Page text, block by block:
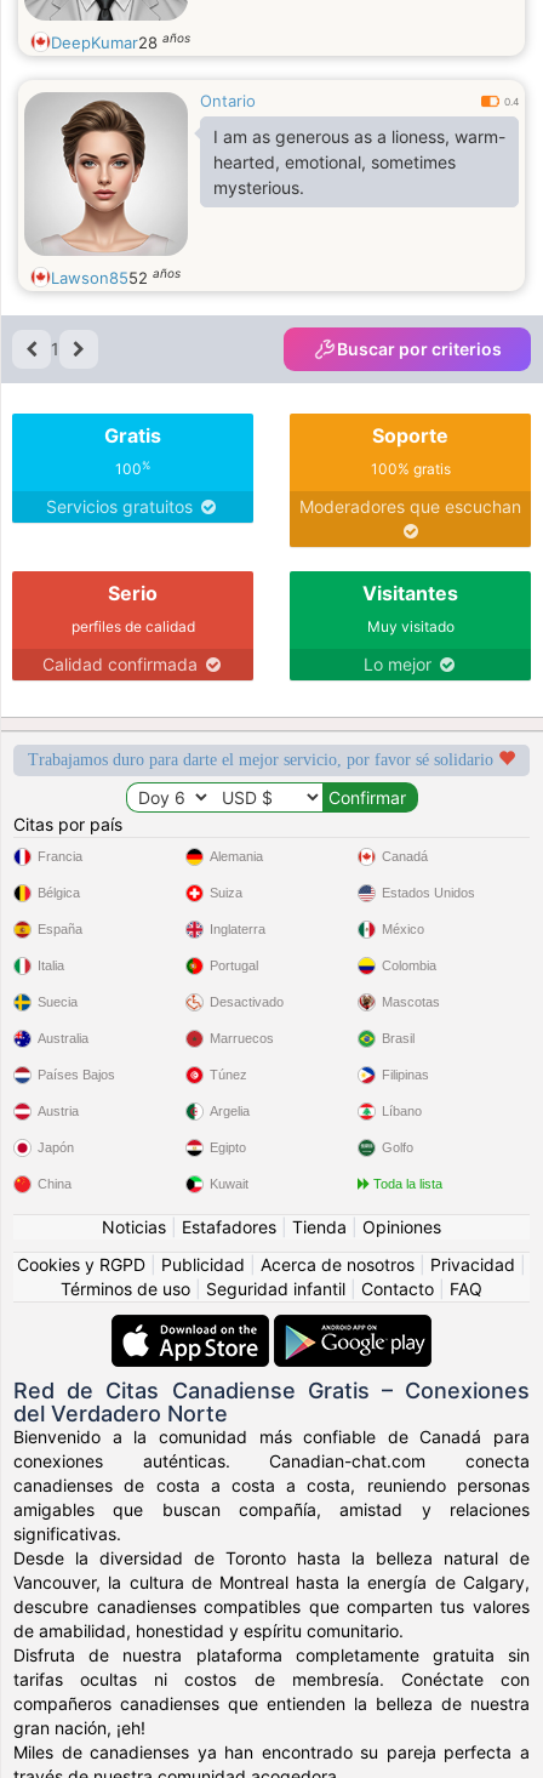
DeepKumar28 años
Ontario 0.4
I am as generous as a lioness, warm-
hearted, emotional, sometimes
mysterious.
Lawson8552 años
1 Buscar por criterios
Gratis
100%
Servicios gratuitos
Soporte
100% gratis
Moderadores que escuchan
Serio
perfiles de calidad
Calidad confirmada
Visitantes
Muy visitado
Lo mejor
Trabajamos duro para darte el mejor servicio, por favor sé solidario
Citas por país
Francia
Bélgica
España
Italia
Suecia
Alemania
Suiza
Inglaterra
Portugal
Desactivado
Canadá
Estados Unidos
México
Colombia
Mascotas
Australia
Países Bajos
Austria
Japón
China
Marruecos
Túnez
Argelia
Egipto
Kuwait
Brasil
Filipinas
Líbano
Golfo
Toda la lista
Noticias Estafadores Tienda
Opiniones
Cookies y RGPD
Publicidad Acerca de nosotros Privacidad
Términos de uso
Seguridad infantil Contacto FAQ
Red de Citas Canadiense Gratis – Conexiones
del Verdadero Norte
Bienvenido a la comunidad más confiable de Canadá para
conexiones auténticas. Canadian-chat.com conecta
canadienses de costa a costa a costa, reuniendo personas
amigables que buscan compañía, amistad y relaciones
significativas.
Desde la diversidad de Toronto hasta la belleza natural de
Vancouver, la cultura de Montreal hasta la energía de Calgary,
descubre canadienses compatibles que comparten tus valores
de amabilidad, honestidad y espíritu comunitario.
Disfruta de nuestra plataforma completamente gratuita sin
tarifas ocultas ni costos de membresía. Conéctate con
compañeros canadienses que entienden la belleza de nuestra
gran nación, ¡eh!
Miles de canadienses ya han encontrado su pareja perfecta a